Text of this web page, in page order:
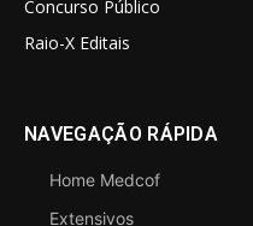
Concurso Público
Raio-X Editais
NAVEGAÇÃO RÁPIDA
Home Medcof
Extensivos